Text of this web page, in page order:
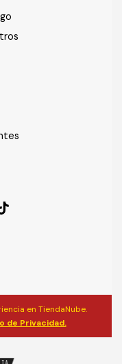
en TiendaNube.
de Privacidad.